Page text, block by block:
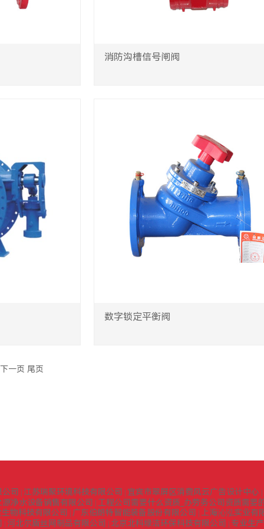
消防沟槽信号闸阀
数字锁定平衡阀
下一页 尾页
司 | 江苏瑞聚环境科技有限公司 | 宜宾市翠屏区消费风云广告设计中心 |
净水设备销售有限公司 | 工程公司需要什么资质_办劳务公司资质需要
物科技有限公司 | 广东伯朗特智能装备股份有限公司 |
上海沁泓实业有
| 河北尔盾丝网制品有限公司 | 北京北科绿洁环保科技有限公司 | 专业生